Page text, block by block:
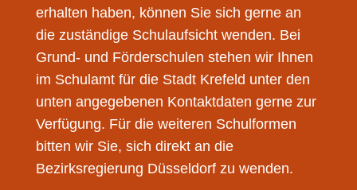
erhalten haben, können Sie sich gerne an
die zuständige Schulaufsicht wenden. Bei
Grund- und Förderschulen stehen wir Ihnen
im Schulamt für die Stadt Krefeld unter den
unten angegebenen Kontaktdaten gerne zur
Verfügung. Für die weiteren Schulformen
bitten wir Sie, sich direkt an die
Bezirksregierung Düsseldorf zu wenden.